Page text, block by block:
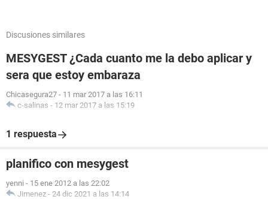
Discusiones similares
MESYGEST ¿Cada cuanto me la debo aplicar y
sera que estoy embaraza
Chicasegura27 - 11 mar 2017 a las 16:11
c-salinas - 12 mar 2017 a las 15:19
1 respuesta
planifico con mesygest
yenni - 15 ene 2012 a las 22:02
Jimenez - 24 dic 2021 a las 14:14